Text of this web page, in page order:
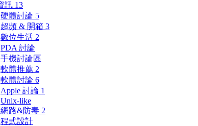
訊 13
硬體討論 5
超頻 & 開箱 3
數位生活 2
PDA 討論
手機討論區
軟體推薦 2
軟體討論 6
Apple 討論 1
Unix-like
網路&防毒 2
程式設計